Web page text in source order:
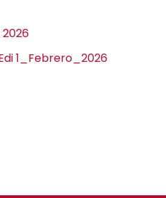
1_Febrero_2026